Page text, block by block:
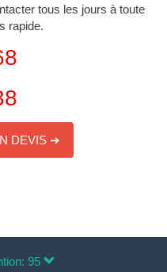
tous les jours à toute
rapide.
DEVIS ➔
95